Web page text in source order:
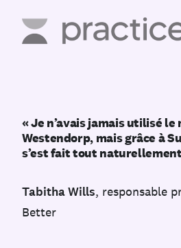
« Je n’avais jamais utilisé le
Westendorp, mais grâce à
s’est fait tout
Tabitha Wills, responsable
Better